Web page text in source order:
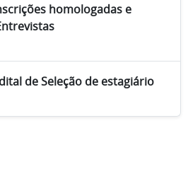
homologadas e
de Seleção de estagiário